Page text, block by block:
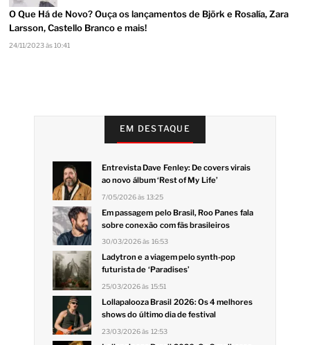
O Que Há de Novo? Ouça os lançamentos de Björk e Rosalía, Zara
Larsson, Castello Branco e mais!
24/11/2023 às 10:41
EM DESTAQUE
Entrevista Dave Fenley: De covers virais
ao novo álbum ‘Rest of My Life’
7/05/2026 às 13:25
Em passagem pelo Brasil, Roo Panes fala
sobre conexão com fãs brasileiros
30/03/2026 às 16:53
Ladytron e a viagem pelo synth-pop
futurista de ‘Paradises’
25/03/2026 às 15:51
Lollapalooza Brasil 2026: Os 4 melhores
shows do último dia de festival
23/03/2026 às 12:53